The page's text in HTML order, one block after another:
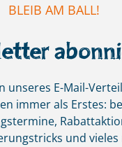
BLEIB AM BALL!
unseres E-Mail-
immer als Erstes:
und vieles